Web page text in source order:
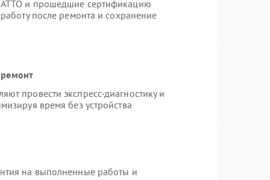
и прошедшие сертификацию
после ремонта и сохранение
провести экспресс-диагностику и
время без устройства
на выполненные работы и